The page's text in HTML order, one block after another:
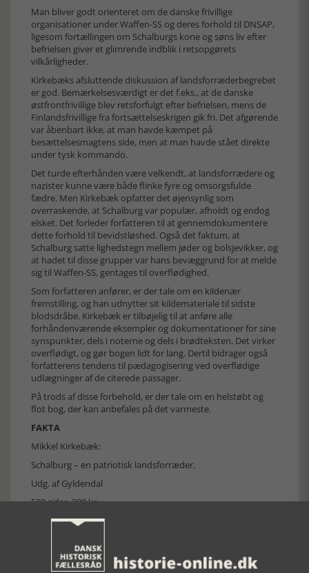
Man bliver godt orienteret om de danske frivillige
organisationer under Waffen-SS og deres forhold til DNSAP,
ligesom fortællingen om Schalburgs kone og søns liv efter
befrielsen giver et glimrende indblik i retsopgørets
vilkårligheder.
Kirkebæks afsluttende diskussion af landsforræderbegrebet
er god. Bemærkelsesværdigt er det f.eks., at de danske
østfrontfrivillige blev retsforfulgt efter befrielsen, mens de
Finlandsfrivillige fra fortsættelseskrigen gik fri. Det afgørende
var åbenbart ikke, at man havde kæmpet på
besættelsesmagtens side, men at man havde stået direkte
under tysk kommando.
Det turde efterhånden være velkendt, at landsforrædere og
nazister kunne være både flinke fyre og omsorgsfulde
fædre. Men Kirkebæk opfatter det øjensynlig som
overraskende, at Schalburg var populær, afholdt og endog
elsket. Det forleder forfatteren til at gennemdokumentere
dette forhold til bevidstløshed. Også det faktum, at
Schalburg satte lighedstegn mellem jøder og bolsjevikker, og
at hadet til disse grupper var hans bevæggrund for at melde
sig til Waffen-SS, gentages til overflødighed.
Som forfatteren anfører, er der tale om en kildenær
fremstilling, og han udnytter sit kildemateriale til sidste
blodsdråbe. Kirkebæk er tilbøjelig til at anføre alle
forhåndenværende eksempler og dokumentationer for sine
synspunkter, dels i noterne og dels i brødteksten. Det virker
overflødigt, og gør bogen lidt for lang. Dertil bidrager også
forfatterens tendens til pædagogisering ved overflødige
udlægninger af de citerede passager.
På trods af disse forbehold, er der tale om en helstøbt og
flot bog, der kan anbefales på det varmeste.
FAKTA
Mikkel Kirkebæk:
Schalburg – en patriotisk landsforræder.
Udg. af Gyldendal
500 sider, 399 kr.
Gyldendal